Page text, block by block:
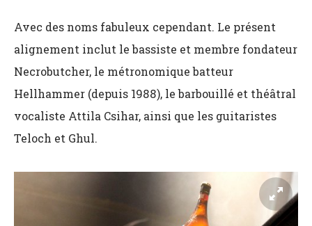
Avec des noms fabuleux cependant. Le présent
alignement inclut le bassiste et membre fondateur
Necrobutcher, le métronomique batteur
Hellhammer (depuis 1988), le barbouillé et théâtral
vocaliste Attila Csihar, ainsi que les guitaristes
Teloch et Ghul.